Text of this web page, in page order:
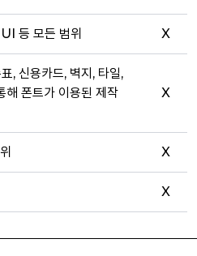
등 모든 범위 X
, 신용카드, 벽지, 타일,
해 폰트가 이용된 제작
X
X
X